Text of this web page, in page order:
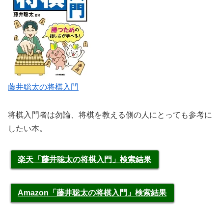
藤井聡太の将棋入門
将棋入門者は勿論、将棋を教える側の人にとっても参考に
したい本。
楽天「藤井聡太の将棋入門」検索結果
Amazon「藤井聡太の将棋入門」検索結果